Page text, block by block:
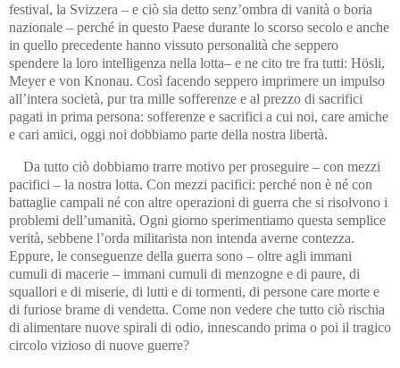
festival, la Svizzera – e ciò sia detto senz’ombra di vanità o boria
nazionale – perché in questo Paese durante lo scorso secolo e anche
in quello precedente hanno vissuto personalità che seppero
spendere la loro intelligenza nella lotta– e ne cito tre fra tutti: Hösli,
Meyer e von Knonau. Così facendo seppero imprimere un impulso
all’intera società, pur tra mille sofferenze e al prezzo di sacrifici
pagati in prima persona: sofferenze e sacrifici a cui noi, care amiche
e cari amici, oggi noi dobbiamo parte della nostra libertà.
Da tutto ciò dobbiamo trarre motivo per proseguire – con mezzi
pacifici – la nostra lotta. Con mezzi pacifici: perché non è né con
battaglie campali né con altre operazioni di guerra che si risolvono i
problemi dell’umanità. Ogni giorno sperimentiamo questa semplice
verità, sebbene l’orda militarista non intenda averne contezza.
Eppure, le conseguenze della guerra sono – oltre agli immani
cumuli di macerie – immani cumuli di menzogne e di paure, di
squallori e di miserie, di lutti e di tormenti, di persone care morte e
di furiose brame di vendetta. Come non vedere che tutto ciò rischia
di alimentare nuove spirali di odio, innescando prima o poi il tragico
circolo vizioso di nuove guerre?